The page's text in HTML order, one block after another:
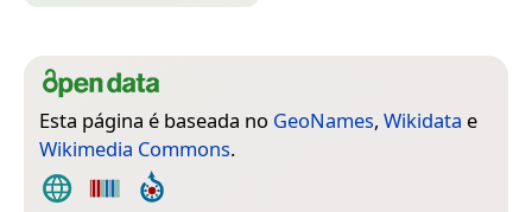
Esta página é baseada no GeoNames, Wikidata e
Wikimedia Commons.